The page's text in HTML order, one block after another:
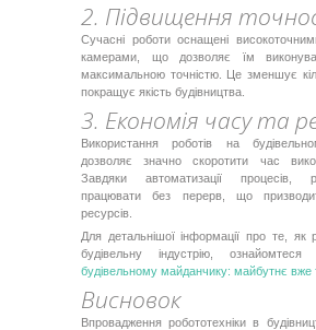
2. Підвищення
Сучасні роботи оснащені
камерами, що дозволяє їм
максимальною точністю. Це зменшує
покращує якість будівництва.
3. Економія часу та
Використання роботів на
дозволяє значно скоротити час
Завдяки автоматизації процесів,
працювати без перерв, що
ресурсів.
Для детальнішої інформації про те, як
будівельну індустрію,
будівельному майданчику: майбутнє вже
Висновок
Впровадження робототехніки в